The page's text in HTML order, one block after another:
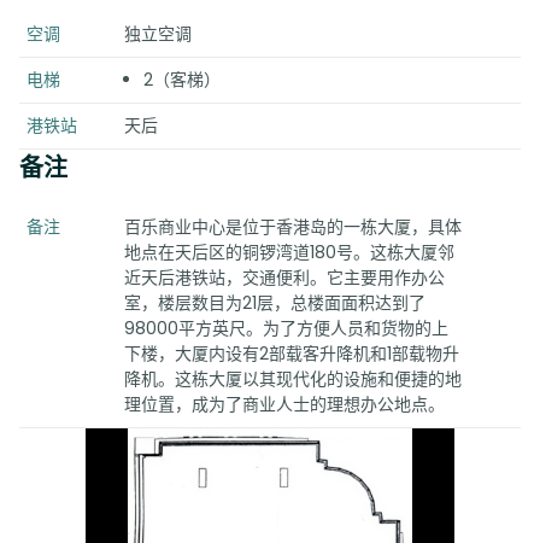
空调
独立空调
电梯
2（客梯）
港铁站
天后
备注
备注
百乐商业中心是位于香港岛的一栋大厦，具体
地点在天后区的铜锣湾道180号。这栋大厦邻
近天后港铁站，交通便利。它主要用作办公
室，楼层数目为21层，总楼面面积达到了
98000平方英尺。为了方便人员和货物的上
下楼，大厦内设有2部载客升降机和1部载物升
降机。这栋大厦以其现代化的设施和便捷的地
理位置，成为了商业人士的理想办公地点。